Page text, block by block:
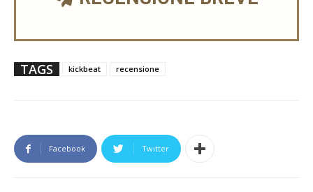
TAGS kickbeat recensione
Facebook Twitter